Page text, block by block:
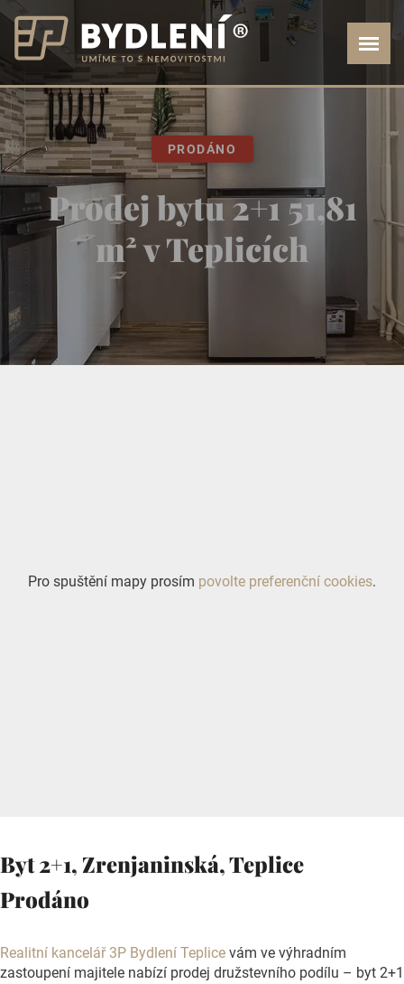
PRODÁNO
Prodej bytu 2+1 51,81
m² v Teplicích
Pro spuštění mapy prosím povolte preferenční cookies.
Byt 2+1, Zrenjaninská, Teplice
Prodáno
Realitní kancelář 3P Bydlení Teplice vám ve výhradním
zastoupení majitele nabízí prodej družstevního podílu – byt 2+1